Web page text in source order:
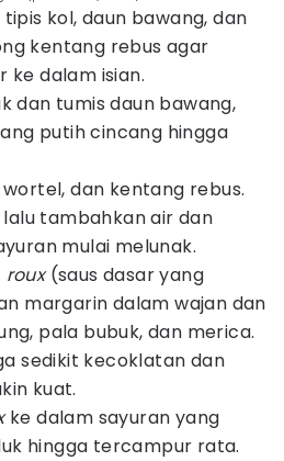
kol, daun bawang, dan
kentang rebus agar
ke dalam isian.
dan tumis daun bawang,
putih cincang hingga
dan kentang rebus.
tambahkan air dan
mulai melunak.
roux(saus dasar yang
margarin dalam wajan dan
pala bubuk, dan merica.
sedikit kecoklatan dan
kuat.
ke dalam sayuran yang
hingga tercampur rata.